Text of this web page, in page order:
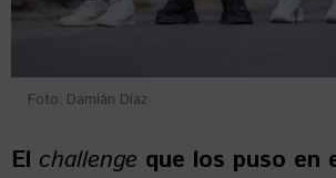
Foto: Damián Díaz
El challenge que los puso en